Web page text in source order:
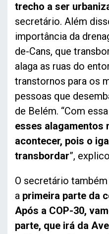
trecho a ser
secretário. Além
importância da
de-Cans, que
alaga as ruas do
transtornos para os
pessoas que
de Belém. “Com
esses alagamentos
acontecer, pois o
transbordar”,
O secretário
a primeira parte da
Após a COP-30,
parte, que irá da